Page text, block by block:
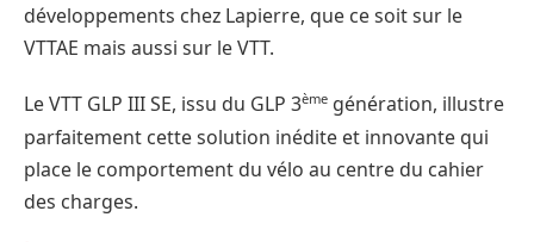
développements chez Lapierre, que ce soit sur le
VTTAE mais aussi sur le VTT.
Le VTT GLP III SE, issu du GLP 3ème génération, illustre
parfaitement cette solution inédite et innovante qui
place le comportement du vélo au centre du cahier
des charges.